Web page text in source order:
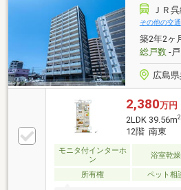
歩10分お問い合わせはこち
-*---*---(株)オオサワ創研 TEL
間：10:00～18:00／定休日：
ＪＲ
その他の交通
築2年2ヶ
総戸数-戸
広島県
2,380万円
2LDK 39.56m2
12階 南東
モニタ付インターホ
ン
浴室乾
所有権 ペット相